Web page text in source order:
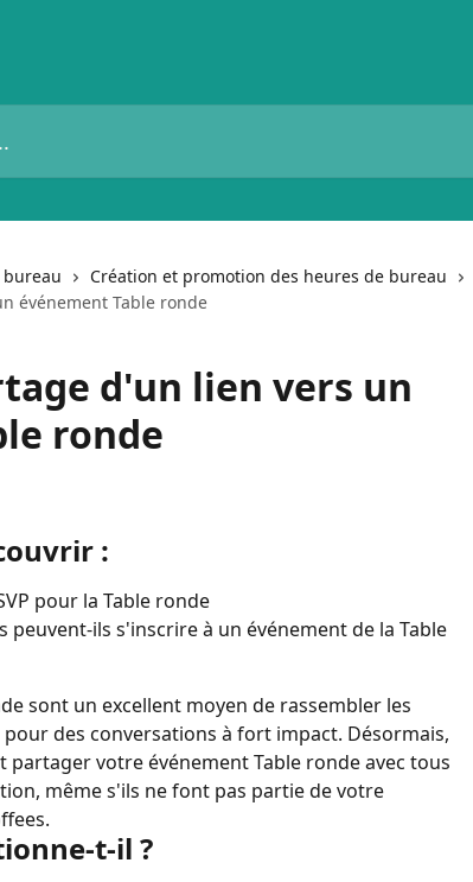
bureau
Création et promotion des heures de bureau
événement Table ronde
d'un lien vers un
ronde
:
pour la Table ronde
peuvent-ils s'inscrire à un événement de la Table
sont un excellent moyen de rassembler les
des conversations à fort impact. Désormais,
partager votre événement Table ronde avec tous
même s'ils ne font pas partie de votre
t-il ?